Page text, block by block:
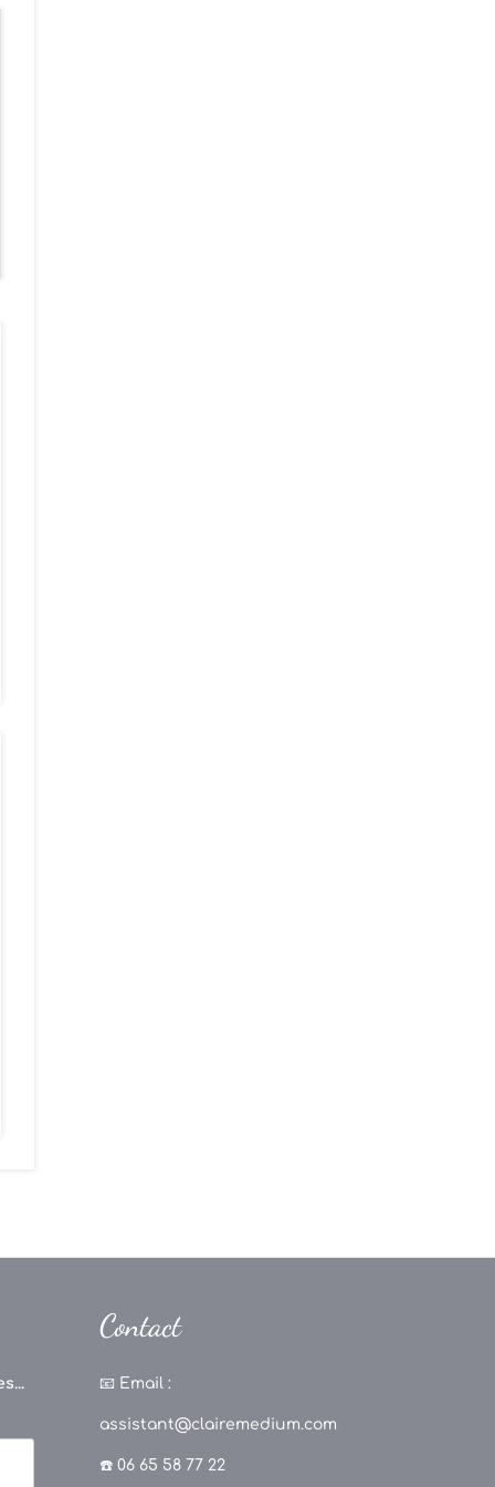
Contact
📧 Email :
assistant@clairemedium.com
☎️ 06 65 58 77 22